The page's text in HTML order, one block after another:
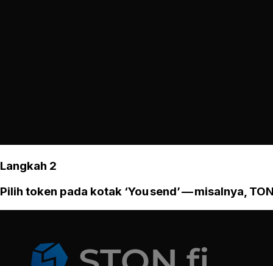
Langkah 2
Pilih token pada kotak ‘You send’ — misalnya,